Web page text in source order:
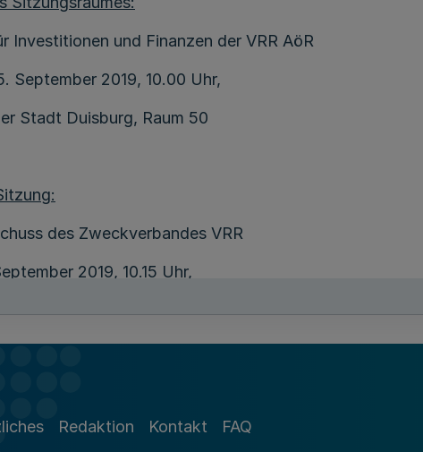
Investitionen und Finanzen der VRR AöR
September 2019, 10.00 Uhr,
Stadt Duisburg, Raum 50
des Zweckverbandes VRR
2019, 10.15 Uhr,
Redaktion Kontakt FAQ